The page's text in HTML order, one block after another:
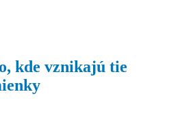
kde vznikajú tie